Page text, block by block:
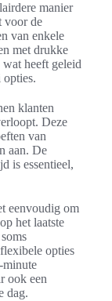
manier
voor de
van enkele
met drukke
wat heeft geleid
opties.
klanten
Deze
van
aan. De
is essentieel,
eenvoudig om
het laatste
opties
minute
ook een
dag.